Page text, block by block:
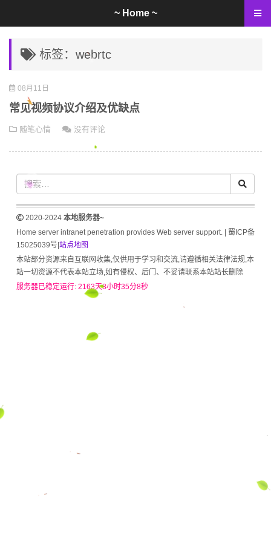
标签：webrtc
08月11日
常见视频协议介绍及优缺点
随笔心情 没有评论
2020-2024 本地服务器~
Home server intranet penetration provides Web server support. | 蜀ICP备
15025039号| 站点地图
本站部分资源来自互联网收集,仅供用于学习和交流,请遵循相关法律法规,本
站一切资源不代表本站立场,如有侵权、后门、不妥请联系本站站长删除
服务器已稳定运行: 2163天8小时35分8秒
~ Home ~